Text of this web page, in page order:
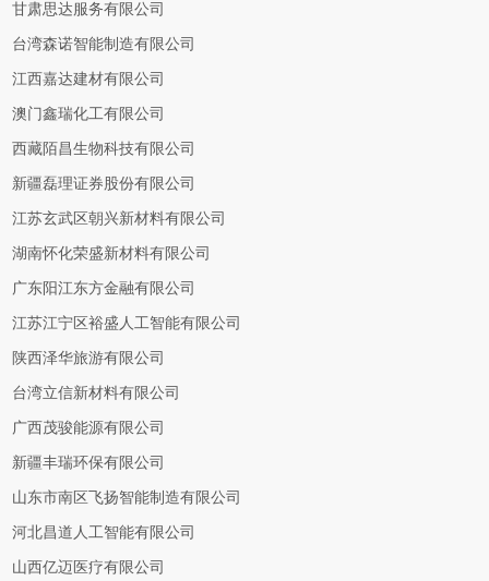
甘肃思达服务有限公司
台湾森诺智能制造有限公司
江西嘉达建材有限公司
澳门鑫瑞化工有限公司
西藏陌昌生物科技有限公司
新疆磊理证券股份有限公司
江苏玄武区朝兴新材料有限公司
湖南怀化荣盛新材料有限公司
广东阳江东方金融有限公司
江苏江宁区裕盛人工智能有限公司
陕西泽华旅游有限公司
台湾立信新材料有限公司
广西茂骏能源有限公司
新疆丰瑞环保有限公司
山东市南区飞扬智能制造有限公司
河北昌道人工智能有限公司
山西亿迈医疗有限公司